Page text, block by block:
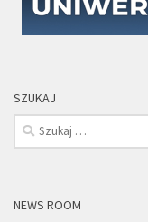
SZUKAJ
Szukaj:
NEWS ROOM